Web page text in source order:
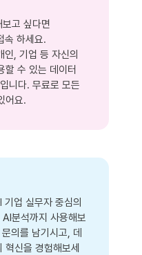
고 싶다면
속 하세요.
, 기업 등 자신의
할 수 있는 데이터
니다. 무료로 모든
어요.
업 실무자 중심의
분석까지 사용해보
의를 남기시고, 데
혁신을 경험해보세